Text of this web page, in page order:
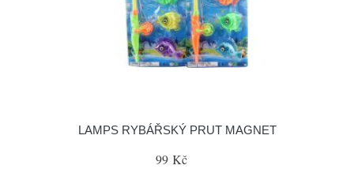
LAMPS RYBÁŘSKÝ PRUT MAGNET
99 Kč